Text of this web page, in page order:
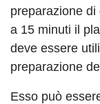
preparazione
a 15 minuti il
deve essere
preparazione
Esso può